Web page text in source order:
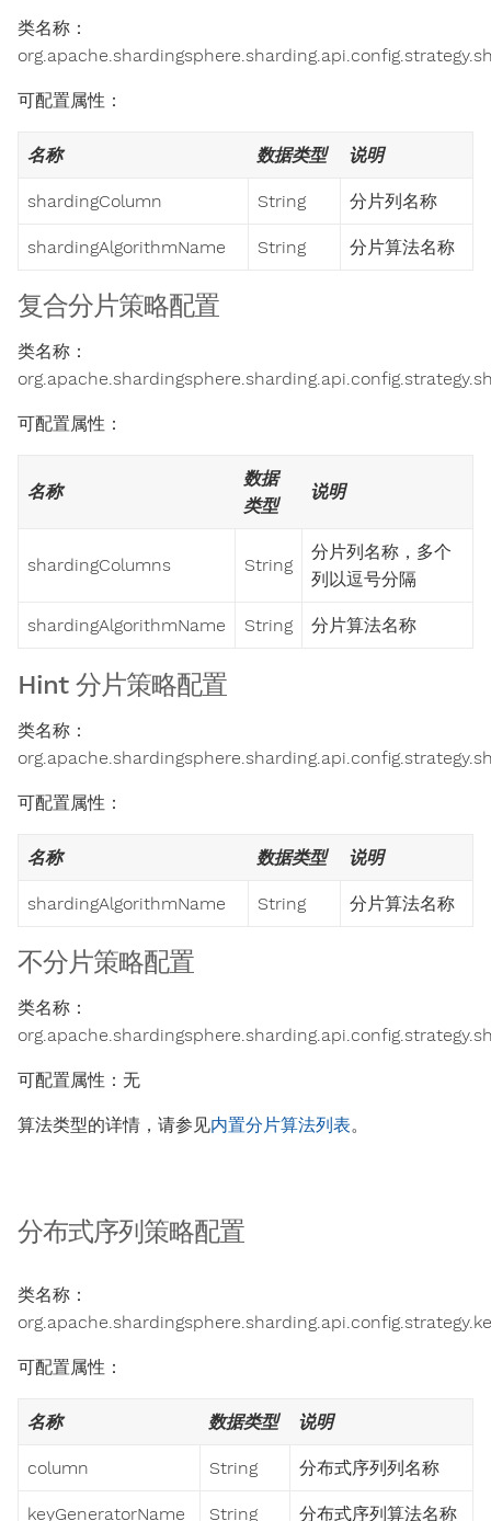
类名称：
可配置属性：
名称 数据类型 说明
shardingColumn String 分片列名称
shardingAlgorithmName String 分片算法名称
复合分片策略配置
类名称：
可配置属性：
名称
数据
类型
说明
shardingColumns String
分片列名称，多个
列以逗号分隔
shardingAlgorithmName String 分片算法名称
Hint 分片策略配置
类名称：
可配置属性：
名称 数据类型 说明
shardingAlgorithmName String 分片算法名称
不分片策略配置
类名称：
可配置属性：无
算法类型的详情，请参见内置分片算法列表。
分布式序列策略配置
类名称：
可配置属性：
名称 数据类型 说明
column String 分布式序列列名称
keyGeneratorName String 分布式序列算法名称